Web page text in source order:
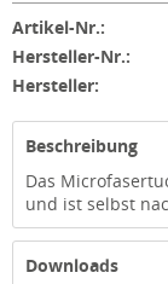
Artikel-Nr.:
Hersteller-Nr.:
Hersteller:
Beschreibung
Das
und ist selbst
Downloads